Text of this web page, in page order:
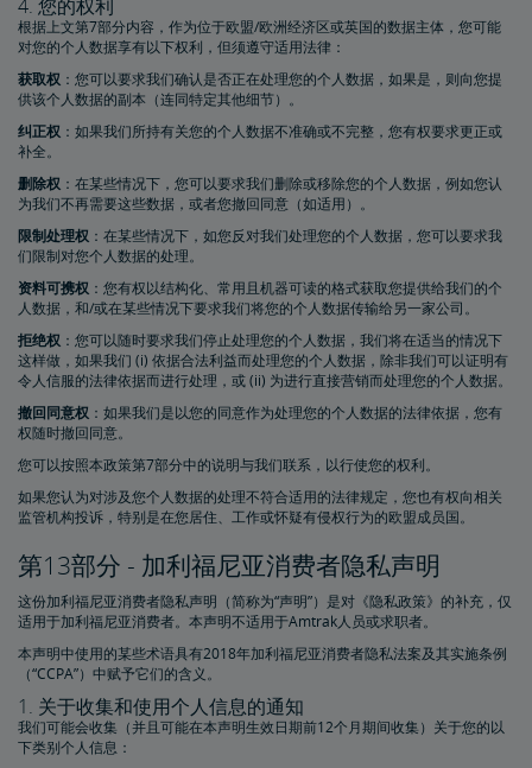
4. 您的权利
根据上文第7部分内容，作为位于欧盟/欧洲经济区或英国的数据主体，您可能
对您的个人数据享有以下权利，但须遵守适用法律：
获取权 ：您可以要求我们确认是否正在处理您的个人数据，如果是，则向您提
供该个人数据的副本（连同特定其他细节）。
纠正权 ：如果我们所持有关您的个人数据不准确或不完整，您有权要求更正或
补全。
删除权 ：在某些情况下，您可以要求我们删除或移除您的个人数据，例如您认
为我们不再需要这些数据，或者您撤回同意（如适用）。
限制处理权 ：在某些情况下，如您反对我们处理您的个人数据，您可以要求我
们限制对您个人数据的处理。
资料可携权 ：您有权以结构化、常用且机器可读的格式获取您提供给我们的个
人数据，和/或在某些情况下要求我们将您的个人数据传输给另一家公司。
拒绝权 ：您可以随时要求我们停止处理您的个人数据，我们将在适当的情况下
这样做，如果我们 (i) 依据合法利益而处理您的个人数据，除非我们可以证明有
令人信服的法律依据而进行处理，或 (ii) 为进行直接营销而处理您的个人数据。
撤回同意权 ：如果我们是以您的同意作为处理您的个人数据的法律依据，您有
权随时撤回同意。
您可以按照本政策第7部分中的说明与我们联系，以行使您的权利。
如果您认为对涉及您个人数据的处理不符合适用的法律规定，您也有权向相关
监管机构投诉，特别是在您居住、工作或怀疑有侵权行为的欧盟成员国。
第13部分 - 加利福尼亚消费者隐私声明
这份加利福尼亚消费者隐私声明（简称为“声明”）是对《隐私政策》的补充，仅
适用于加利福尼亚消费者。本声明不适用于Amtrak人员或求职者。
本声明中使用的某些术语具有2018年加利福尼亚消费者隐私法案及其实施条例
（“CCPA”）中赋予它们的含义。
1. 关于收集和使用个人信息的通知
我们可能会收集（并且可能在本声明生效日期前12个月期间收集）关于您的以
下类别个人信息：